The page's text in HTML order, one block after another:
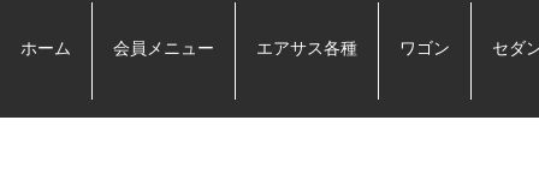
ホーム 会員メニュー エアサス各種 ワゴン セダ